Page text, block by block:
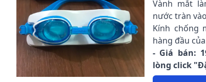
Vành mắt
nước tràn
Kính chống
hàng đầu
- Giá bán:
lòng click